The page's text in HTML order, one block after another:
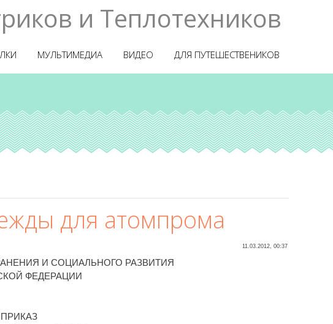
и Теплотехников
МУЛЬТИМЕДИА ВИДЕО ДЛЯ ПУТЕШЕСТВЕНИКОВ
для атомпрома
11.03.2012, 00:37
И СОЦИАЛЬНОГО РАЗВИТИЯ
ФЕДЕРАЦИИ
ПРИКАЗ